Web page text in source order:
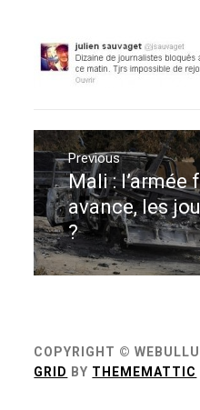
Navigation
de
l’article
Previous
Previous
post:
Mali : l’armée
avance, les
?
COPYRIGHT ©
GRID BY THEMEMATTIC